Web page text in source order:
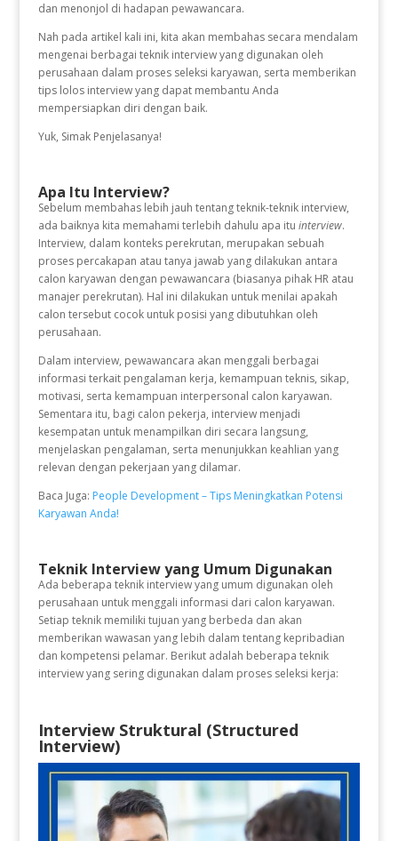
dan menonjol di hadapan pewawancara.
Nah pada artikel kali ini, kita akan membahas secara mendalam
mengenai berbagai teknik interview yang digunakan oleh
perusahaan dalam proses seleksi karyawan, serta memberikan
tips lolos interview yang dapat membantu Anda
mempersiapkan diri dengan baik.
Yuk, Simak Penjelasanya!
Apa Itu Interview?
Sebelum membahas lebih jauh tentang teknik-teknik interview,
ada baiknya kita memahami terlebih dahulu apa itu interview.
Interview, dalam konteks perekrutan, merupakan sebuah
proses percakapan atau tanya jawab yang dilakukan antara
calon karyawan dengan pewawancara (biasanya pihak HR atau
manajer perekrutan). Hal ini dilakukan untuk menilai apakah
calon tersebut cocok untuk posisi yang dibutuhkan oleh
perusahaan.
Dalam interview, pewawancara akan menggali berbagai
informasi terkait pengalaman kerja, kemampuan teknis, sikap,
motivasi, serta kemampuan interpersonal calon karyawan.
Sementara itu, bagi calon pekerja, interview menjadi
kesempatan untuk menampilkan diri secara langsung,
menjelaskan pengalaman, serta menunjukkan keahlian yang
relevan dengan pekerjaan yang dilamar.
Baca Juga: People Development – Tips Meningkatkan Potensi
Karyawan Anda!
Teknik Interview yang Umum Digunakan
Ada beberapa teknik interview yang umum digunakan oleh
perusahaan untuk menggali informasi dari calon karyawan.
Setiap teknik memiliki tujuan yang berbeda dan akan
memberikan wawasan yang lebih dalam tentang kepribadian
dan kompetensi pelamar. Berikut adalah beberapa teknik
interview yang sering digunakan dalam proses seleksi kerja:
Interview Struktural (Structured
Interview)